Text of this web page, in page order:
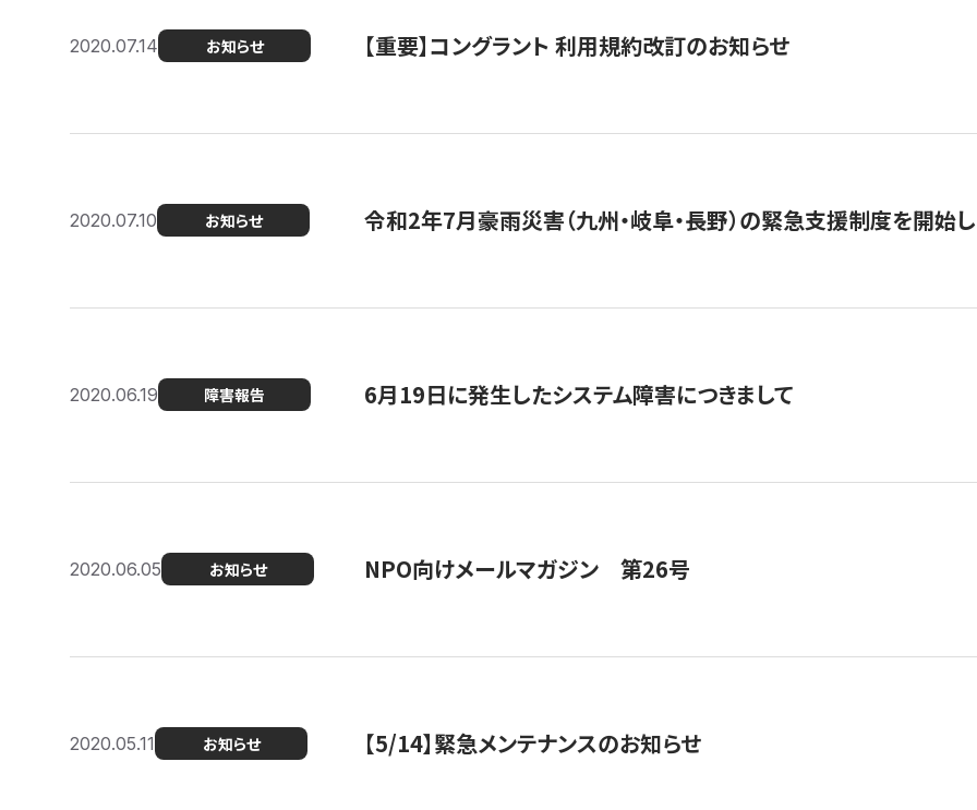
2020.07.14 お知らせ 【重要】コングラント 利用規約改訂のお知らせ
2020.07.10 お知らせ 令和2年7月豪雨災害（九州・岐阜・長野）の緊急支援制度を開始
2020.06.19 障害報告 6月19日に発生したシステム障害につきまして
2020.06.05 お知らせ NPO向けメールマガジン 第26号
2020.05.11 お知らせ 【5/14】緊急メンテナンスのお知らせ